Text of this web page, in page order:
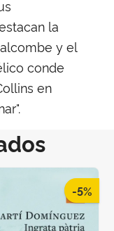
la
y el
conde
en
-5%